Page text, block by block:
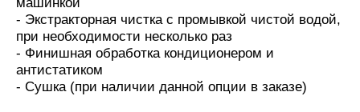
- Экстракторная чистка с промывкой чистой водой,
при необходимости несколько раз
- Финишная обработка кондиционером и
антистатиком
- Сушка (при наличии данной опции в заказе)